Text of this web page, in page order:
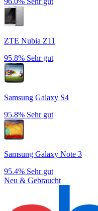
ZTE Nubia Z11
95.8% Sehr gut
Samsung Galaxy S4
95.8% Sehr gut
Samsung Galaxy Note 3
95.4% Sehr gut
Neu & Gebraucht